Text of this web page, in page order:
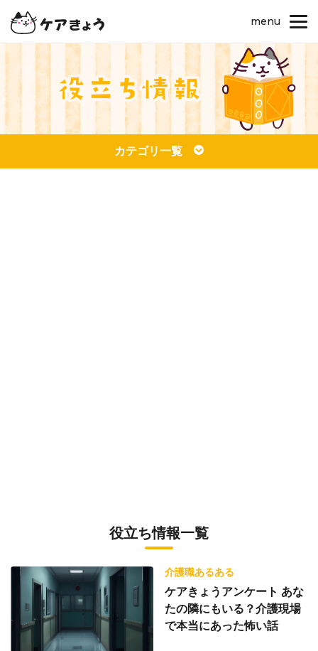
menu
カテゴリ一覧
役立ち情報一覧
介護職あるある
ケアきょうアンケート あな
たの隣にもいる？介護現場
で本当にあった怖い話